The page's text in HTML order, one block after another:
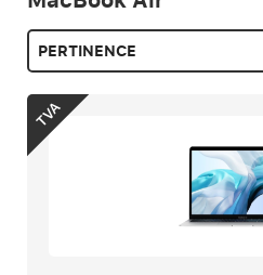
PERTINENCE
TVA